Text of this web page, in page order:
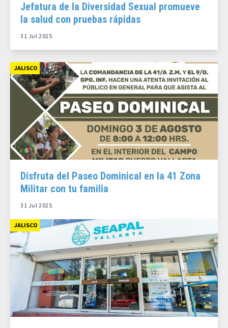
Jefatura de la Diversidad Sexual promueve
la salud con pruebas rápidas
31 Jul 2025
JALISCO
Disfruta del Paseo Dominical en la 41 Zona
Militar con tu familia
31 Jul 2025
JALISCO